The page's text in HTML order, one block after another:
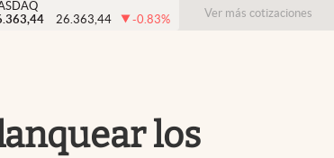
Colombia
26.363,44 -0.83% Ver más cotizaciones
los